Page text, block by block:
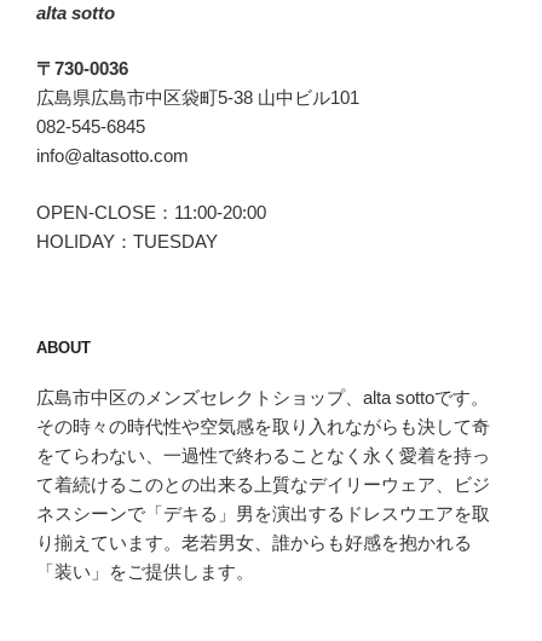
夏
大
冒
険。”
の
alta sotto
〒730-0036
広島県広島市中区袋町5-38 山中ビル101
082-545-6845
info@altasotto.com
OPEN-CLOSE：11:00-20:00
HOLIDAY：TUESDAY
ABOUT
広島市中区のメンズセレクトショップ、alta sottoです。
その時々の時代性や空気感を取り入れながらも決して奇
をてらわない、一過性で終わることなく永く愛着を持っ
て着続けるこのとの出来る上質なデイリーウェア、ビジ
ネスシーンで「デキる」男を演出するドレスウエアを取
り揃えています。老若男女、誰からも好感を抱かれる
「装い」をご提供します。